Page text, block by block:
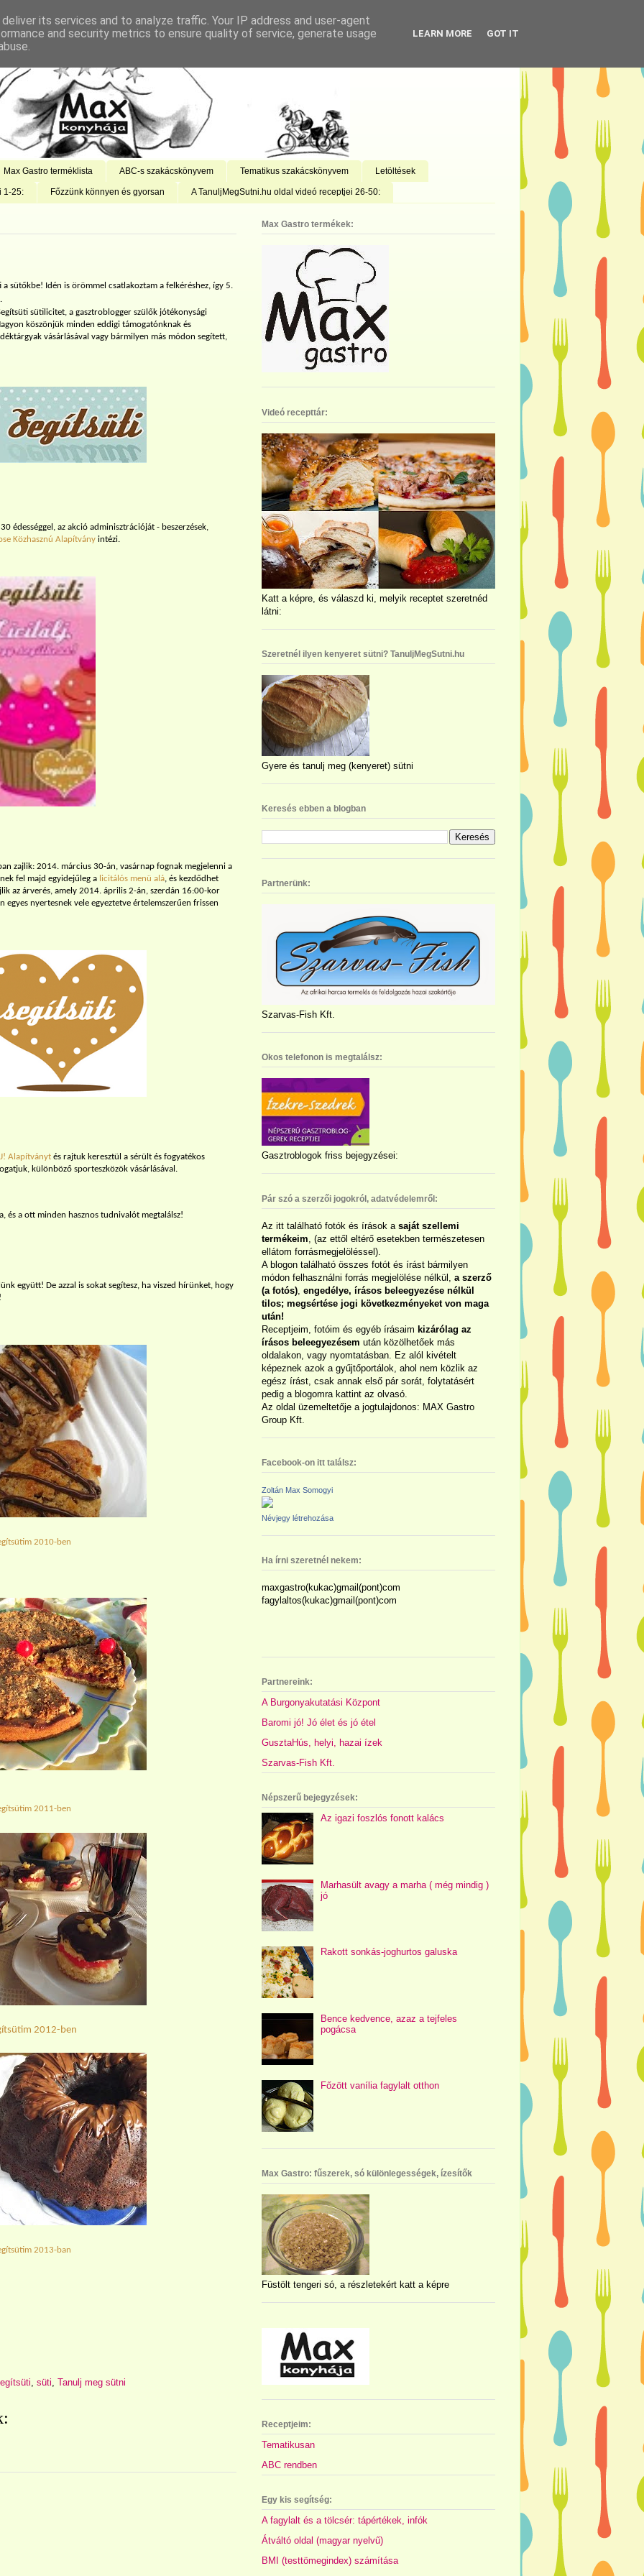
Max Gastro terméklista ABC-s szakácskönyvem Tematikus szakácskönyvem Letöltések
1-25: Főzzünk könnyen és gyorsan A TanuljMegSutni.hu oldal videó receptjei 26-50:
sütőkbe! Idén is örömmel csatlakoztam a felkéréshez, így 5.
sütilicitet, a gasztroblogger szülők jótékonysági
köszönjük minden eddigi támogatónknak és
vásárlásával vagy bármilyen más módon segített,
édességgel, az akció adminisztrációját - beszerzések,
Közhasznú Alapítvány intézi.
zajlik: 2014. március 30-án, vasárnap fognak megjelenni a
fel majd egyidejűleg a licitálós menü alá, és kezdődhet
az árverés, amely 2014. április 2-án, szerdán 16:00-kor
egyes nyertesnek vele egyeztetve értelemszerűen frissen
Alapítványt és rajtuk keresztül a sérült és fogyatékos
különböző sporteszközök vásárlásával.
és a ott minden hasznos tudnivalót megtalálsz!
együtt! De azzal is sokat segítesz, ha viszed hírünket, hogy
2010-ben
2011-ben
2012-ben
2013-ban
, süti, Tanulj meg sütni
Max Gastro termékek:
Videó recepttár:
Katt a képre, és válaszd ki, melyik receptet szeretnéd
látni:
Szeretnél ilyen kenyeret sütni? TanuljMegSutni.hu
Gyere és tanulj meg (kenyeret) sütni
Keresés ebben a blogban
Partnerünk:
Szarvas-Fish Kft.
Okos telefonon is megtalálsz:
Gasztroblogok friss bejegyzései:
Pár szó a szerzői jogokról, adatvédelemről:
Az itt található fotók és írások a saját szellemi
termékeim , (az ettől eltérő esetekben természetesen
ellátom forrásmegjelöléssel).
A blogon található összes fotót és írást bármilyen
módon felhasználni forrás megjelölése nélkül, a szerző
(a fotós) engedélye, írásos beleegyezése nélkül
tilos; megsértése jogi következményeket von maga
után!
Receptjeim, fotóim és egyéb írásaim kizárólag az
írásos beleegyezésem után közölhetőek más
oldalakon, vagy nyomtatásban. Ez alól kivételt
képeznek azok a gyűjtőportálok, ahol nem közlik az
egész írást, csak annak első pár sorát, folytatásért
pedig a blogomra kattint az olvasó.
Az oldal üzemeltetője a jogtulajdonos: MAX Gastro
Group Kft.
Facebook-on itt találsz:
Zoltán Max Somogyi
Névjegy létrehozása
Ha írni szeretnél nekem:
maxgastro(kukac)gmail(pont)com
fagylaltos(kukac)gmail(pont)com
Partnereink:
A Burgonyakutatási Központ
Baromi jó! Jó élet és jó étel
GusztaHús, helyi, hazai ízek
Szarvas-Fish Kft.
Népszerű bejegyzések:
Az igazi foszlós fonott kalács
Marhasült avagy a marha ( még mindig )
jó
Rakott sonkás-joghurtos galuska
Bence kedvence, azaz a tejfeles
pogácsa
Főzött vanília fagylalt otthon
Max Gastro: fűszerek, só különlegességek, ízesítők
Füstölt tengeri só, a részletekért katt a képre
Receptjeim:
Tematikusan
ABC rendben
Egy kis segítség:
A fagylalt és a tölcsér: tápértékek, infók
Átváltó oldal (magyar nyelvű)
BMI (testtömegindex) számítása
its services and to analyze traffic. Your IP address and user-agent
and security metrics to ensure quality of service, generate usage
LEARN MORE GOT IT